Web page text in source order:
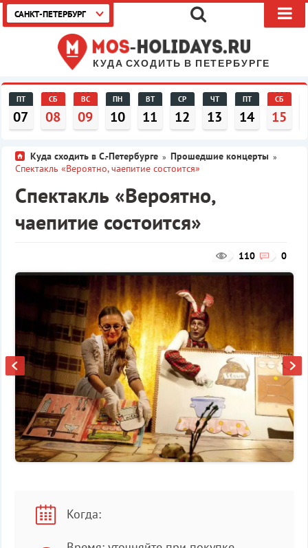
КУДА СХОДИТЬ В ПЕТЕРБУРГЕ
САНКТ-ПЕТЕРБУРГ
ПТ
07
СБ
08
ВС
09
ПН
10
ВТ
11
СР
12
ЧТ
13
ПТ
14
СБ
15
Куда сходить в С.-Петербурге » Прошедшие концерты »
Спектакль «Вероятно, чаепитие состоится»
Спектакль «Вероятно,
чаепитие состоится»
0
110
Когда: